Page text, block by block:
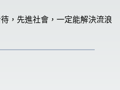
，先進社會，一定能解決流浪